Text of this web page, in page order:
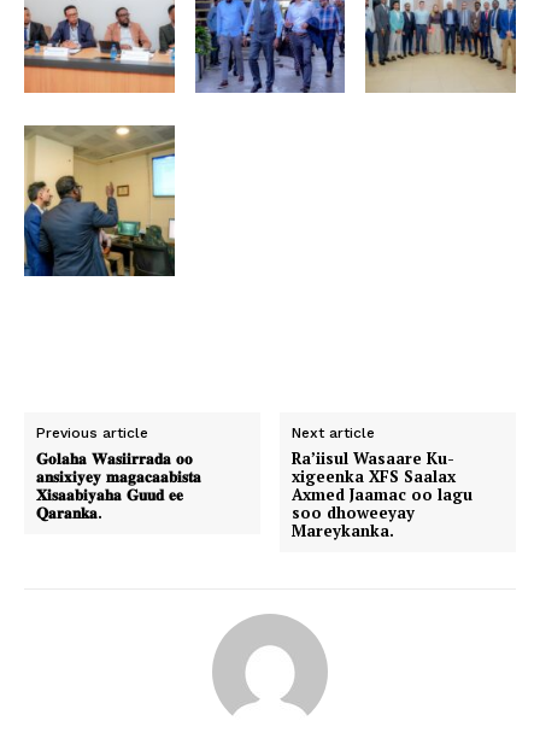
Previous article
𝐆𝐨𝐥𝐚𝐡𝐚 𝐖𝐚𝐬𝐢𝐢𝐫𝐫𝐚𝐝𝐚 𝐨𝐨
𝐚𝐧𝐬𝐢𝐱𝐢𝐲𝐞𝐲 𝐦𝐚𝐠𝐚𝐜𝐚𝐚𝐛𝐢𝐬𝐭𝐚
𝐗𝐢𝐬𝐚𝐚𝐛𝐢𝐲𝐚𝐡𝐚 𝐆𝐮𝐮𝐝 𝐞𝐞
𝐐𝐚𝐫𝐚𝐧𝐤𝐚.
Next article
Ra’iisul Wasaare Ku-
xigeenka XFS Saalax
Axmed Jaamac oo lagu
soo dhoweeyay
Mareykanka.